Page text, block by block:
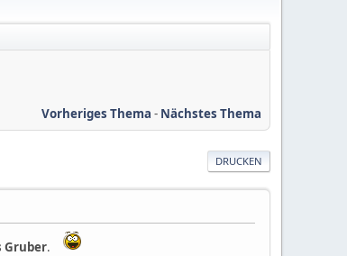
Vorheriges Thema - Nächstes Thema
DRUCKEN
Gruber.